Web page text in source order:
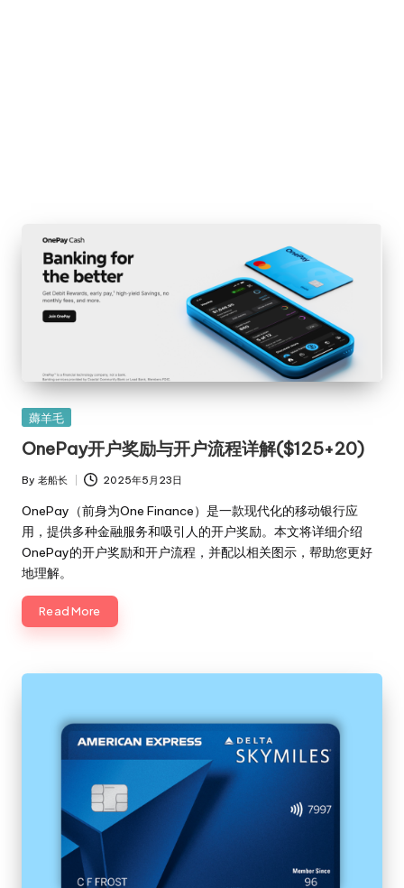
Posted
薅羊毛
OnePay开户奖励与开户流程详解($125+20)
Posted
by
By 老船长 2025年5月23日
OnePay（前身为One Finance）是一款现代化的移动银行应
用，提供多种金融服务和吸引人的开户奖励。本文将详细介绍
OnePay的开户奖励和开户流程，并配以相关图示，帮助您更好
地理解。
Read More